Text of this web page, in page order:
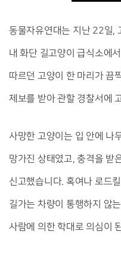
동물자유연대는 지난 22일,
내 화단 길고양이 급식소에
따르던 고양이 한 마리가 끔
제보를 받아 관할 경찰서에
사망한 고양이는 입 안에 나
망가진 상태였고, 충격을 받
신고했습니다. 혹여나 로드
길가는 차량이 통행하지 않
사람에 의한 학대로 의심이